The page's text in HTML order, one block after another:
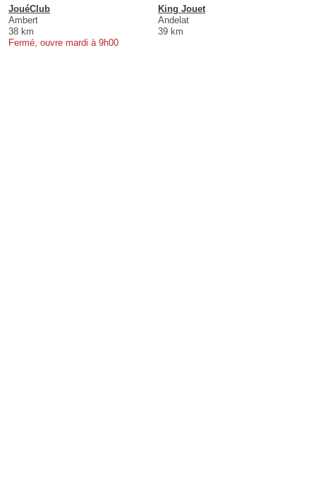
JouéClub
Ambert
38 km
Fermé, ouvre mardi à 9h00
King Jouet
Andelat
39 km